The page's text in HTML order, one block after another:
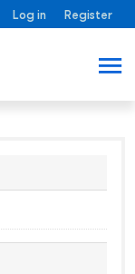
Log in Register